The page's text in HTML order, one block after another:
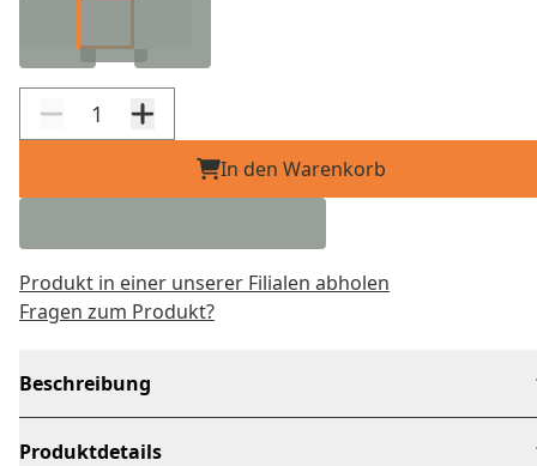
In den Warenkorb
Produkt in einer unserer Filialen abholen
Fragen zum Produkt?
Beschreibung
Produktdetails